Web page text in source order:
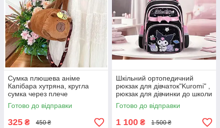
Сумка плюшева аніме
Капібара хутряна, кругла
сумка через плече
Готово до відправки
325 ₴ 450 ₴
Шкільний ортопедичний
рюкзак для дівчаток"Kuromi" ,
рюкзак для дівчинки до школи
1-4 клас
Готово до відправки
1 100 ₴ 1 500 ₴